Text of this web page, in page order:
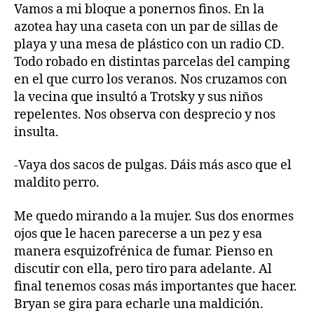
Vamos a mi bloque a ponernos finos. En la
azotea hay una caseta con un par de sillas de
playa y una mesa de plástico con un radio CD.
Todo robado en distintas parcelas del camping
en el que curro los veranos. Nos cruzamos con
la vecina que insultó a Trotsky y sus niños
repelentes. Nos observa con desprecio y nos
insulta.
-Vaya dos sacos de pulgas. Dáis más asco que el
maldito perro.
Me quedo mirando a la mujer. Sus dos enormes
ojos que le hacen parecerse a un pez y esa
manera esquizofrénica de fumar. Pienso en
discutir con ella, pero tiro para adelante. Al
final tenemos cosas más importantes que hacer.
Bryan se gira para echarle una maldición.